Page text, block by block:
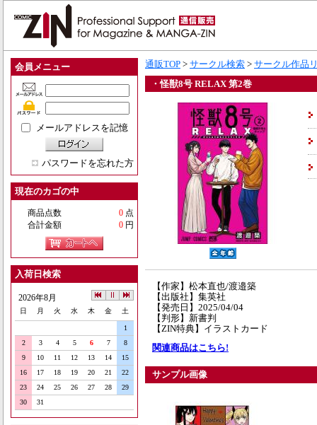
会員メニュー
メールアドレスを記憶
パスワードを忘れた方
現在のカゴの中
商品点数 0 点
合計金額
0 円
入荷日検索
2026年8月
日 月 火 水 木 金 土
1
2
3 4 5 6 7
8
9
10 11 12 13 14
15
16
17 18 19 20 21
22
23
24 25 26 27 28
29
30
31
通販TOP > サークル検索 > サークル作品
・怪獣8号 RELAX 第2巻
【作家】松本直也/渡邉築
【出版社】集英社
【発売日】2025/04/04
【判形】新書判
【ZIN特典】イラストカード
関連商品はこちら!
サンプル画像